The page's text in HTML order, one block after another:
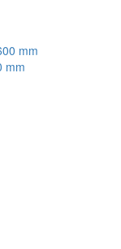
mm